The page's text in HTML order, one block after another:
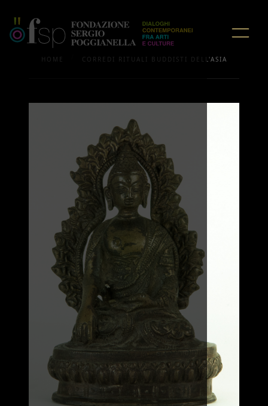
HOME CORREDI RITUALI BUDDISTI DELL'ASIA